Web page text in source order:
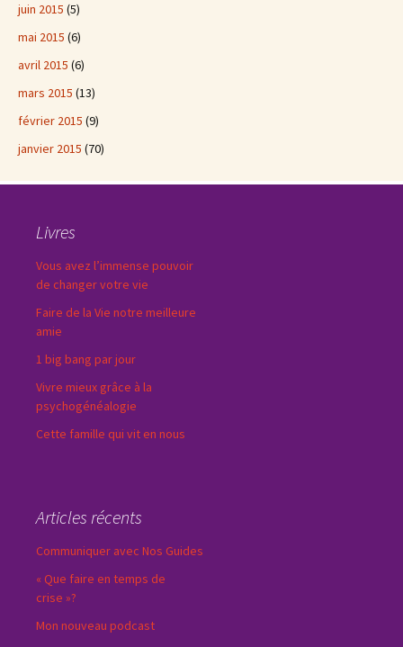
juin 2015 (5)
mai 2015 (6)
avril 2015 (6)
mars 2015 (13)
février 2015 (9)
janvier 2015 (70)
Livres
Vous avez l’immense pouvoir
de changer votre vie
Faire de la Vie notre meilleure
amie
1 big bang par jour
Vivre mieux grâce à la
psychogénéalogie
Cette famille qui vit en nous
Articles récents
Communiquer avec Nos Guides
« Que faire en temps de
crise »?
Mon nouveau podcast